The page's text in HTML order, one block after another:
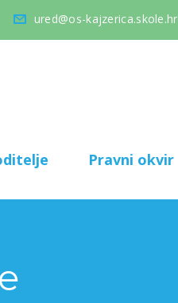
ured@os-kajzerica.skole.hr
Pravni okvir